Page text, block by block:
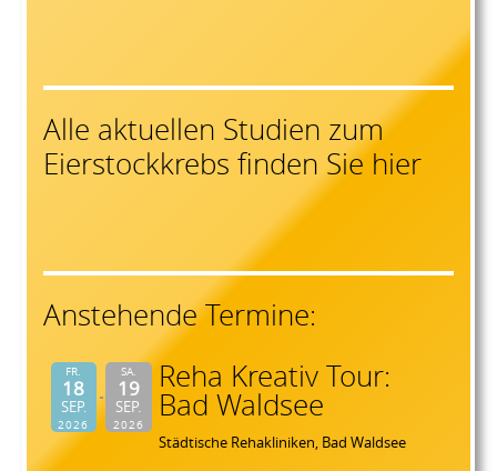
Alle aktuellen Studien zum
Eierstockkrebs finden Sie hier
Anstehende Termine:
FR.
18
SEP.
2026
SA.
19
SEP.
2026
Reha Kreativ Tour:
Bad Waldsee
Städtische Rehakliniken, Bad Waldsee